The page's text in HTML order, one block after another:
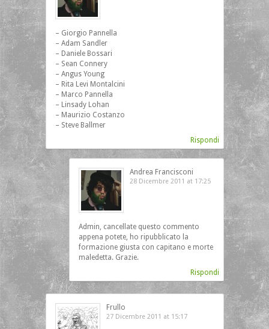
– Giorgio Pannella
– Adam Sandler
– Daniele Bossari
– Sean Connery
– Angus Young
– Rita Levi Montalcini
– Marco Pannella
– Linsady Lohan
– Maurizio Costanzo
– Steve Ballmer
Rispondi
Andrea Francisconi
28 Dicembre 2011 at 17:25
Admin, cancellate questo commento
appena potete, ho ripubblicato la
formazione giusta con capitano e morte
maledetta. Grazie.
Rispondi
Frullo
27 Dicembre 2011 at 15:17